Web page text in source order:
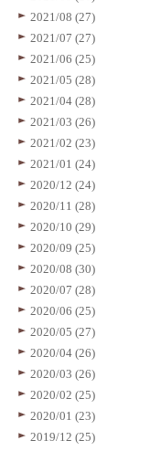
2021/08 (27)
2021/07 (27)
2021/06 (25)
2021/05 (28)
2021/04 (28)
2021/03 (26)
2021/02 (23)
2021/01 (24)
2020/12 (24)
2020/11 (28)
2020/10 (29)
2020/09 (25)
2020/08 (30)
2020/07 (28)
2020/06 (25)
2020/05 (27)
2020/04 (26)
2020/03 (26)
2020/02 (25)
2020/01 (23)
2019/12 (25)